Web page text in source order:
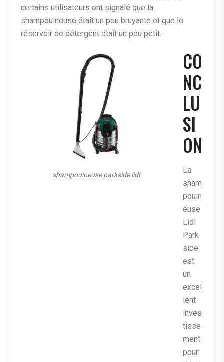
certains utilisateurs ont signalé que la
shampouineuse était un peu bruyante et que le
réservoir de détergent était un peu petit.
shampouineuse parkside lidl
CO
NC
LU
SI
ON
La
sham
pouin
euse
Lidl
Park
side
est
un
excel
lent
inves
tisse
ment
pour